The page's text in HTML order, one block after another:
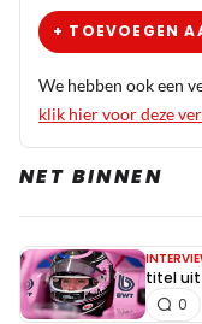
beter
Simracer
2 november
Weer zo'n
wat van.
HaroldLT
2 november
Some say....
+ TOEVOEGEN
We hebben ook een
klik hier voor deze
NET BINNEN
titel uit
0